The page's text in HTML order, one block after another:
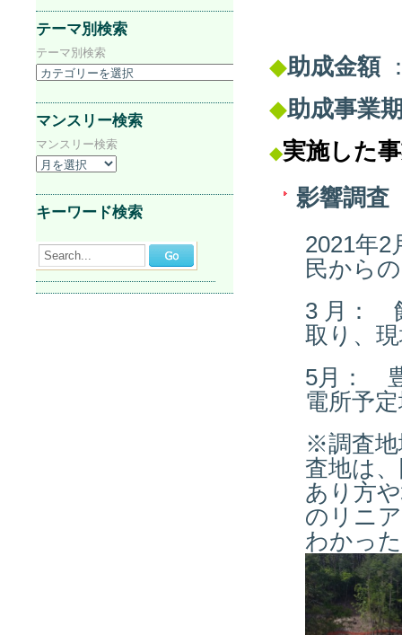
◆助成金額
◆助成事業
◆実施した
影響調査
2021年2
民から
3 月：
取り、
5月：
電所予
※調査地
査地は
あり方
のリニ
わかっ
テーマ別検索
テーマ別検索
マンスリー検索
マンスリー検索
キーワード検索
Search...